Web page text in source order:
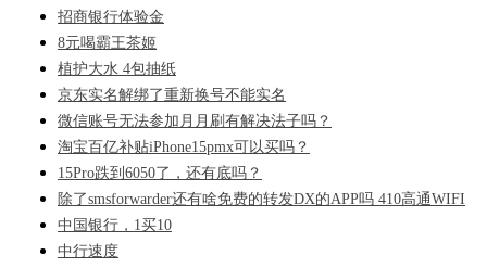
招商银行体验金
8元喝霸王茶姬
植护大水 4包抽纸
京东实名解绑了重新换号不能实名
微信账号无法参加月月刷有解决法子吗？
淘宝百亿补贴iPhone15pmx可以买吗？
15Pro跌到6050了，还有底吗？
除了smsforwarder还有啥免费的转发DX的APP吗 410高通WIFI
中国银行，1买10
中行速度